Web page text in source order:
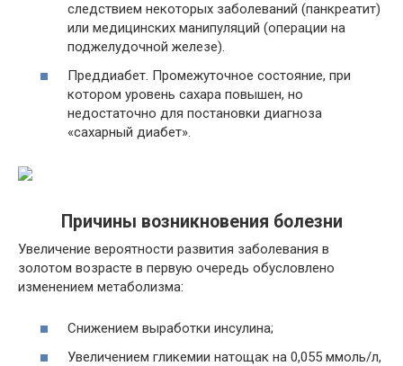
следствием некоторых заболеваний (панкреатит)
или медицинских манипуляций (операции на
поджелудочной железе).
Преддиабет. Промежуточное состояние, при
котором уровень сахара повышен, но
недостаточно для постановки диагноза
«сахарный диабет».
Причины возникновения болезни
Увеличение вероятности развития заболевания в
золотом возрасте в первую очередь обусловлено
изменением метаболизма:
Снижением выработки инсулина;
Увеличением гликемии натощак на 0,055 ммоль/л,